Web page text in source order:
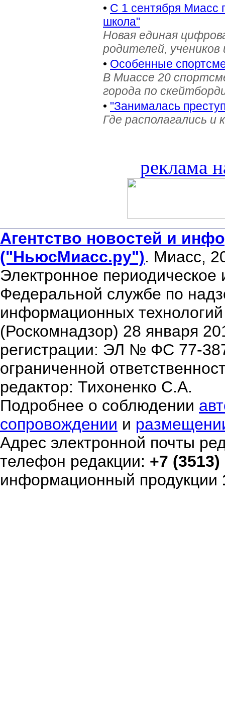
• С 1 сентября Миасс
школа"
Новая единая
родителей, учеников
• Особенные
В Миассе 20
города по
• "Занималась
Где располагались и
реклама
Агентство новостей и
("НьюсМиасс.ру"). Миасс,
Электронное периодическое
Федеральной службе по
информационных
(Роскомнадзор) 28 января
регистрации: ЭЛ № ФС 77-
ограниченной
редактор: Тихоненко С.А.
Подробнее о соблюдении
сопровождении и
Адрес электронной почты
телефон редакции: +7
информационный продукции